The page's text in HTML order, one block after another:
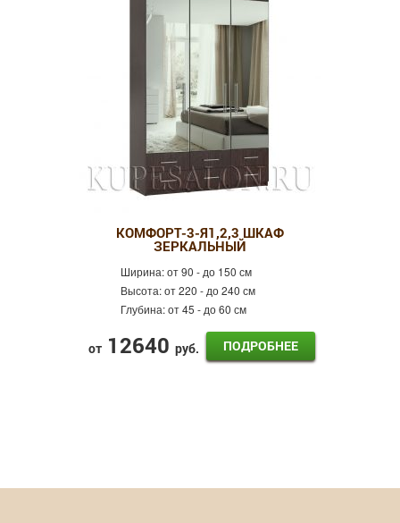
КОМФОРТ-3-Я1,2,3 ШКАФ
ЗЕРКАЛЬНЫЙ
Ширина:от 90 - до 150 см
Высота:от 220 - до 240 см
Глубина:от 45 - до 60 см
от 12640 руб. ПОДРОБНЕЕ